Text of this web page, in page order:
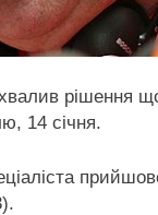
рішення
14 січня.